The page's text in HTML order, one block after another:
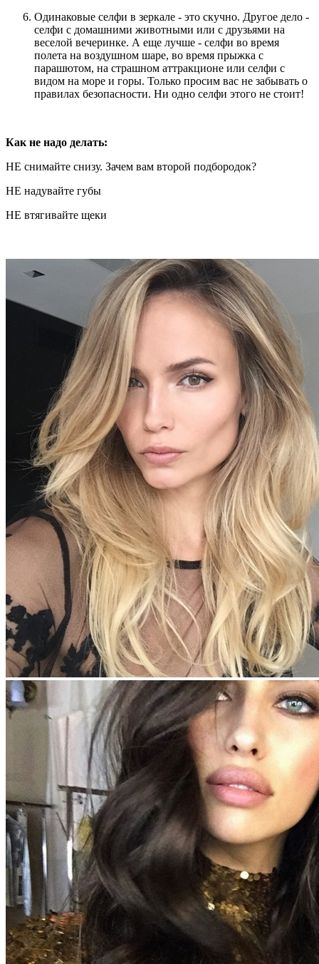
Одинаковые селфи в зеркале - это скучно. Другое дело -
селфи с домашними животными или с друзьями на
веселой вечеринке. А еще лучше - селфи во время
полета на воздушном шаре, во время прыжка с
парашютом, на страшном аттракционе или селфи с
видом на море и горы. Только просим вас не забывать о
правилах безопасности. Ни одно селфи этого не стоит!
Как не надо делать:
НЕ снимайте снизу. Зачем вам второй подбородок?
НЕ надувайте губы
НЕ втягивайте щеки